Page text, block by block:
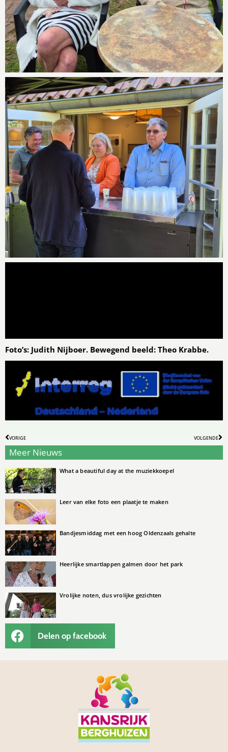
Foto’s: Judith Nijboer. Bewegend beeld: Theo Krabbe.
VORIGE VOLGENDE
Meer Nieuws
What a beautiful day at the muziekkoepel
Leer van elke foto een plaatje te maken
Bandjesmiddag met een hoog Oldenzaals gehalte
Heerlijke smartlappen galmen door het park
Vrolijke noten, dus vrolijke gezichten
Delen op facebook